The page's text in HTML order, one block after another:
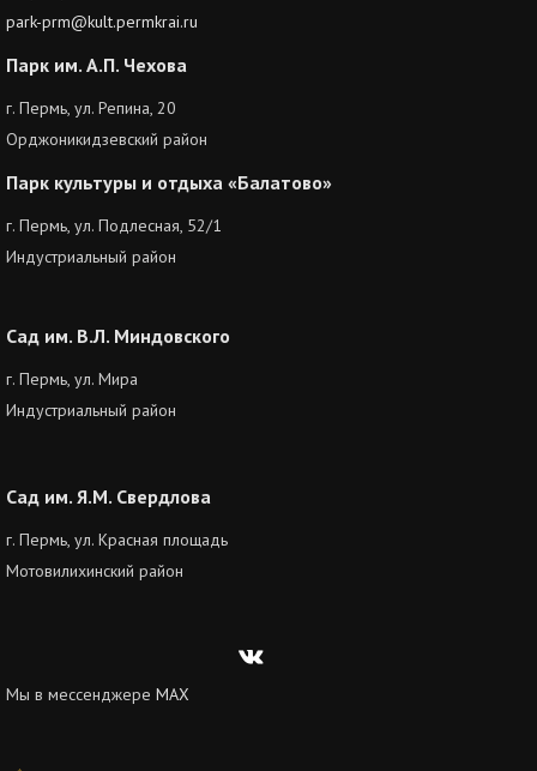
park-prm@kult.permkrai.ru
Парк им. А.П. Чехова
г. Пермь, ул. Репина, 20
Орджоникидзевский район
Парк культуры и отдыха «Балатово»
г. Пермь, ул. Подлесная, 52/1
Индустриальный район
Сад им. В.Л. Миндовского
г. Пермь, ул. Мира
Индустриальный район
Сад им. Я.М. Свердлова
г. Пермь, ул. Красная площадь
Мотовилихинский район
Вконтакте
Мы в мессенджере MAX